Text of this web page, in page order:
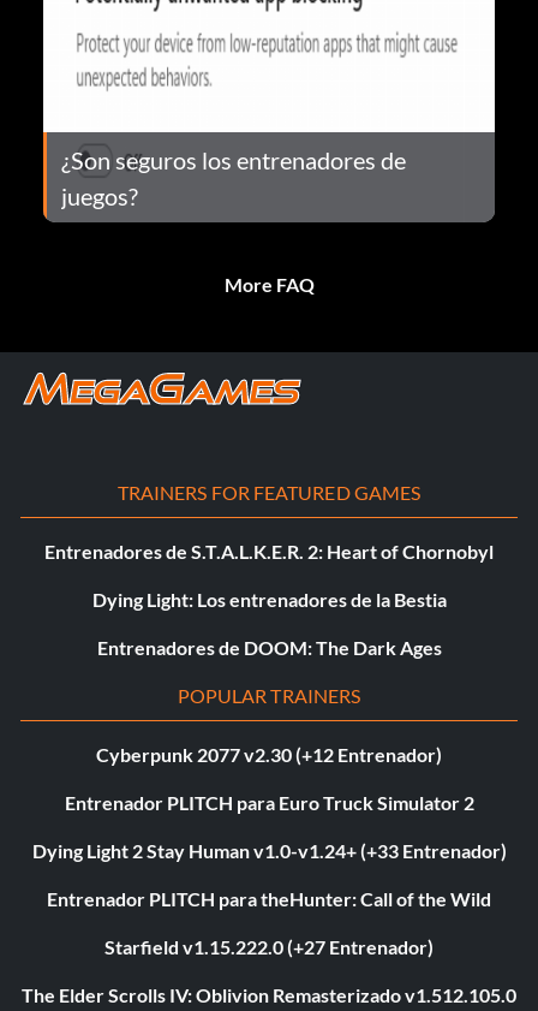
¿Son seguros los entrenadores de
juegos?
More FAQ
TRAINERS FOR FEATURED GAMES
Entrenadores de S.T.A.L.K.E.R. 2: Heart of Chornobyl
Dying Light: Los entrenadores de la Bestia
Entrenadores de DOOM: The Dark Ages
POPULAR TRAINERS
Cyberpunk 2077 v2.30 (+12 Entrenador)
Entrenador PLITCH para Euro Truck Simulator 2
Dying Light 2 Stay Human v1.0-v1.24+ (+33 Entrenador)
Entrenador PLITCH para theHunter: Call of the Wild
Starfield v1.15.222.0 (+27 Entrenador)
The Elder Scrolls IV: Oblivion Remasterizado v1.512.105.0